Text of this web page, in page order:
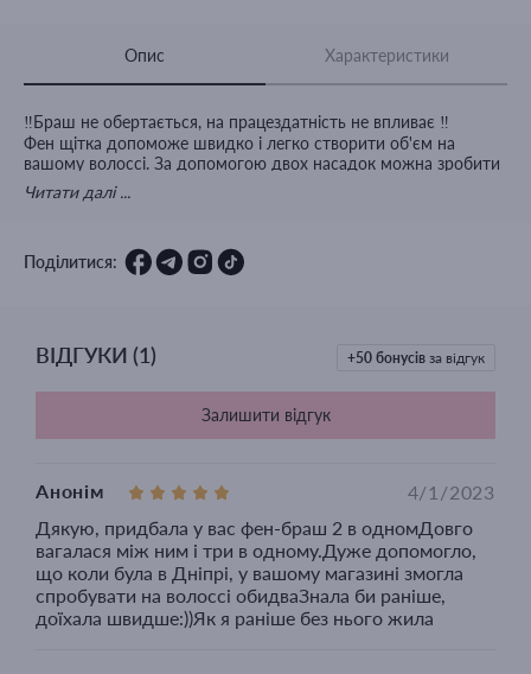
Опис Характеристики
‼️Браш не обертається, на працездатність не впливає ‼️
Фен щітка допоможе швидко і легко створити об'єм на
вашому волоссі. За допомогою двох насадок можна зробити
абсолютно різні образи. Якщо ви готові до експериментів та
неймовірно стильним образам, то варто обов'язково
Читати далі ...
Поділитися:
+50 бонусів за відгук
ВІДГУКИ (1)
Залишити відгук
Анонім
4/1/2023
Дякую, придбала у вас фен-браш 2 в одномДовго
вагалася між ним і три в одному.Дуже допомогло,
що коли була в Дніпрі, у вашому магазині змогла
спробувати на волоссі обидваЗнала би раніше,
доїхала швидше:))Як я раніше без нього жила